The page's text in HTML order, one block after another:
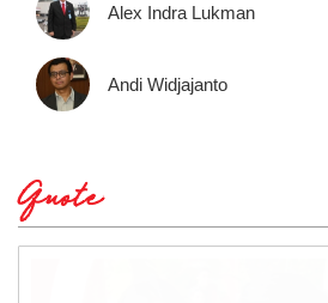
Alex Indra Lukman
Andi Widjajanto
Quote